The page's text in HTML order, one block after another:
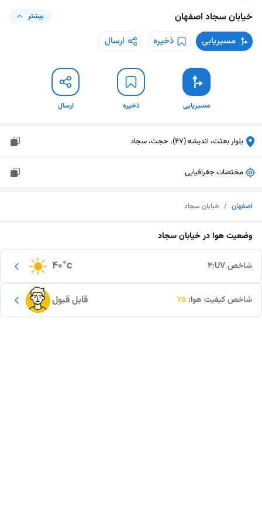
خیابان سجاد اصفهان بیشتر
مسیریابی ذخیره ارسال
مسیریابی ذخیره ارسال
بلوار بعثت، اندیشه (47)، حجت، سجاد
مختصات جغرافیایی
اصفهان / خیابان سجاد
وضعیت هوا درخیابان سجاد
40°c شاخص UV: 4
قابل قبول شاخص کیفیت هوا: 75